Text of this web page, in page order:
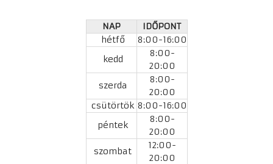
NAP
IDŐPONT
hétfő
8:00-16:00
kedd
8:00-
20:00
szerda
8:00-
20:00
csütörtök 8:00-16:00
péntek
8:00-
20:00
szombat
12:00-
20:00